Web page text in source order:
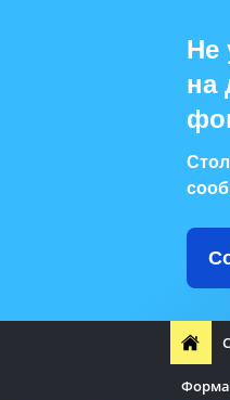
Не
на
Форма